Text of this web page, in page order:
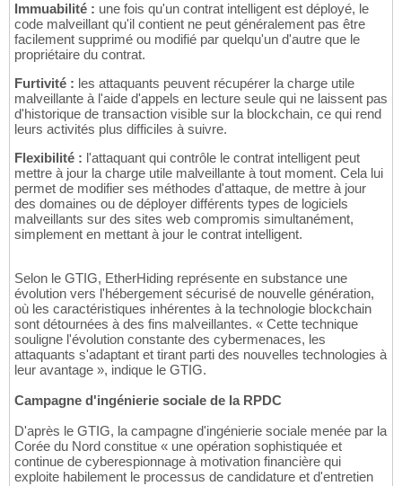
Immuabilité : une fois qu'un contrat intelligent est déployé, le
code malveillant qu'il contient ne peut généralement pas être
facilement supprimé ou modifié par quelqu'un d'autre que le
propriétaire du contrat.
Furtivité : les attaquants peuvent récupérer la charge utile
malveillante à l'aide d'appels en lecture seule qui ne laissent pas
d'historique de transaction visible sur la blockchain, ce qui rend
leurs activités plus difficiles à suivre.
Flexibilité : l'attaquant qui contrôle le contrat intelligent peut
mettre à jour la charge utile malveillante à tout moment. Cela lui
permet de modifier ses méthodes d'attaque, de mettre à jour
des domaines ou de déployer différents types de logiciels
malveillants sur des sites web compromis simultanément,
simplement en mettant à jour le contrat intelligent.
Selon le GTIG, EtherHiding représente en substance une
évolution vers l'hébergement sécurisé de nouvelle génération,
où les caractéristiques inhérentes à la technologie blockchain
sont détournées à des fins malveillantes. « Cette technique
souligne l'évolution constante des cybermenaces, les
attaquants s'adaptant et tirant parti des nouvelles technologies à
leur avantage », indique le GTIG.
Campagne d'ingénierie sociale de la RPDC
D'après le GTIG, la campagne d'ingénierie sociale menée par la
Corée du Nord constitue « une opération sophistiquée et
continue de cyberespionnage à motivation financière qui
exploite habilement le processus de candidature et d'entretien